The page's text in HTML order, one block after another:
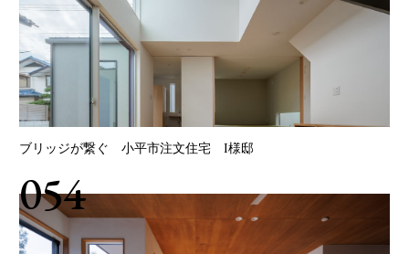
ブリッジが繋ぐ 小平市注文住宅 I様邸
054